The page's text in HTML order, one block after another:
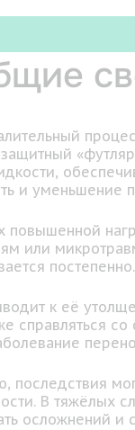
и уменьшение
или
к её
справляться
В тяжёлых
осложнений и